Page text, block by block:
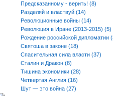
Предсказанному - верить! (8)
Разделяй и властвуй (14)
Революционные войны (14)
Революция в Иране (2013-2015) (5)
Рождение российской дипломатии
Святоша в законе (18)
Спасительная сила власти (37)
Сталин и Дракон (8)
Тишина экономики (28)
Четвертая Англия (16)
Шут — это война (27)